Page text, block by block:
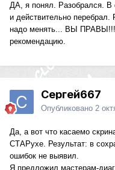
сменены: трубки
которых два раза
долго восстановленных
новые), электроразъем,
При проведении работ
производителей (но
образом что конкретно
По этой причине хочу
частям влить в коробку
Очень хочу надеяться,
масло в коробке самым
ДА, я понял. Разобрался. В
и действительно
надо менять... ВЫ
рекомендацию.
Сергей667
Опубликовано 2
Да, а вот что касаемо
СТАРухе. Результат: в
ошибок не выявил.
Я предложил мастерам-